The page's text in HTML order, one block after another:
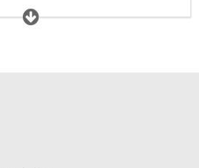
ระเบียบและถูกต้องแม่นยำ
เหล็กหนา ทำให้มีความแข็งแรง
ยอยู่ในปัจจุบันมีหลากหลายขนาด